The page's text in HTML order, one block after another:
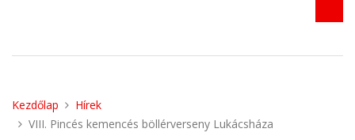
Kezdőlap
Hírek
VIII. Pincés kemencés böllérverseny Lukácsháza